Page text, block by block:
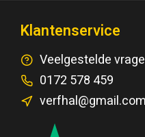
Klantenservice
Veelgestelde
0172 578 459
verfhal@gmail.com